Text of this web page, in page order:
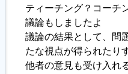
ティーチング？コーチ
議論もしましたよ
議論の結果として、問
たな視点が得られたり
他者の意見も受け入れ